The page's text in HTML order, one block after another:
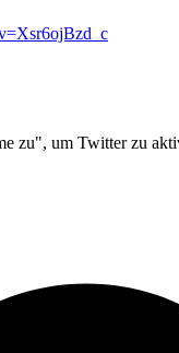
zu", um Twitter zu